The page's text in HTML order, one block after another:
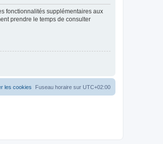
fonctionnalités supplémentaires aux
prendre le temps de consulter
Fuseau horaire sur UTC+02:00
les cookies